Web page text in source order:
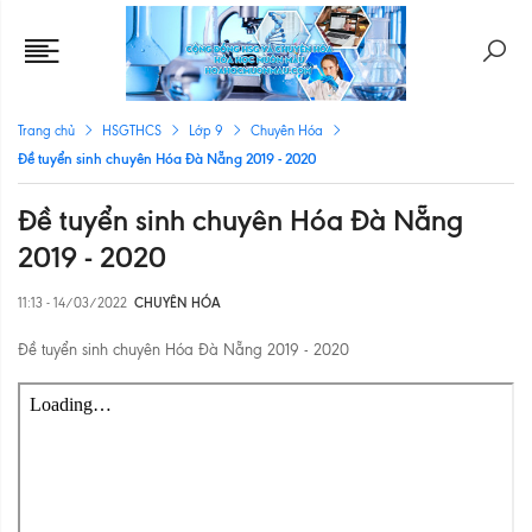
Trang chủ HSGTHCS Lớp 9 Chuyên Hóa
Đề tuyển sinh chuyên Hóa Đà Nẵng 2019 - 2020
Đề tuyển sinh chuyên Hóa Đà Nẵng
2019 - 2020
11:13 - 14/03/2022 CHUYÊN HÓA
Đề tuyển sinh chuyên Hóa Đà Nẵng 2019 - 2020